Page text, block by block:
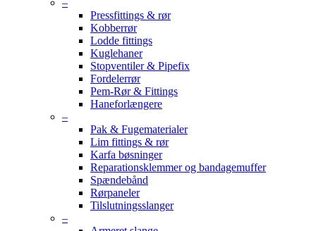
–
Pressfittings & rør
Kobberrør
Lodde fittings
Kuglehaner
Stopventiler & Pipefix
Fordelerrør
Pem-Rør & Fittings
Haneforlængere
–
Pak & Fugematerialer
Lim fittings & rør
Karfa bøsninger
Reparationsklemmer og bandagemuffer
Spændebånd
Rørpaneler
Tilslutningsslanger
–